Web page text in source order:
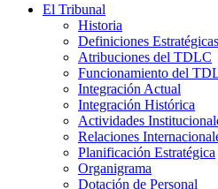
El Tribunal
Historia
Definiciones Estratégicas
Atribuciones del TDLC
Funcionamiento del
Integración Actual
Integración Histórica
Actividades
Relaciones
Planificación Estratégica
Organigrama
Dotación de Personal